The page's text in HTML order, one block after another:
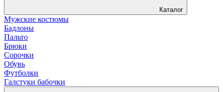
Каталог
Мужские костюмы
Бадлоны
Пальто
Брюки
Сорочки
Обувь
Футболки
Галстуки бабочки